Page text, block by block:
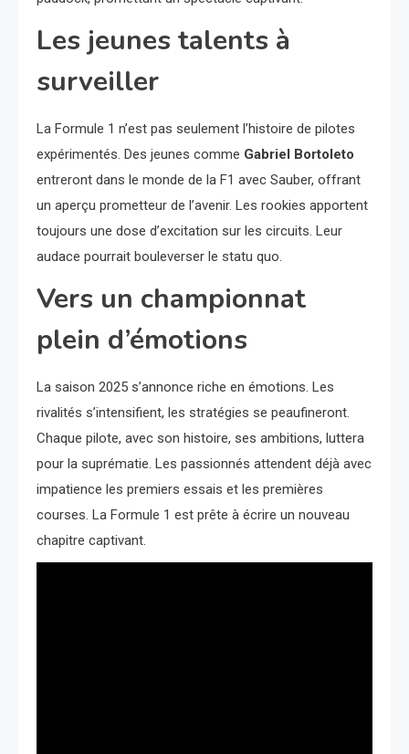
Les jeunes talents à
surveiller
La Formule 1 n’est pas seulement l’histoire de pilotes
expérimentés. Des jeunes comme Gabriel Bortoleto
entreront dans le monde de la F1 avec Sauber, offrant
un aperçu prometteur de l’avenir. Les rookies apportent
toujours une dose d’excitation sur les circuits. Leur
audace pourrait bouleverser le statu quo.
Vers un championnat
plein d’émotions
La saison 2025 s’annonce riche en émotions. Les
rivalités s’intensifient, les stratégies se peaufineront.
Chaque pilote, avec son histoire, ses ambitions, luttera
pour la suprématie. Les passionnés attendent déjà avec
impatience les premiers essais et les premières
courses. La Formule 1 est prête à écrire un nouveau
chapitre captivant.